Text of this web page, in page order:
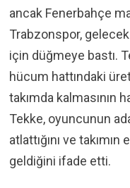
ancak Fenerbahçe
Trabzonspor,
için düğmeye bastı.
hücum hattındaki
takımda kalmasının
Tekke, oyuncunun
atlattığını ve
geldiğini ifade etti.